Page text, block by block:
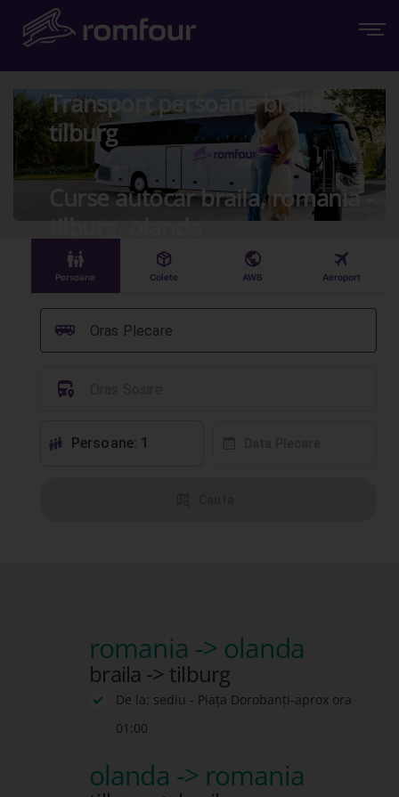
Transport persoane braila -
tilburg
Curse autocar braila, romania -
tilburg, olanda
󱠣
Persoane
󰏗
Colete
󰇧
AWB
󰀝
Aeroport
Oras Plecare
󰞠
󱈒
󱕱 Persoane: 1
romania -> olanda
braila -> tilburg
De la: sediu - Piața Dorobanți-aprox ora
01:00
olanda -> romania